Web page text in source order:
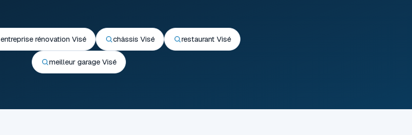
entreprise rénovation Visé châssis Visé restaurant Visé
meilleur garage Visé